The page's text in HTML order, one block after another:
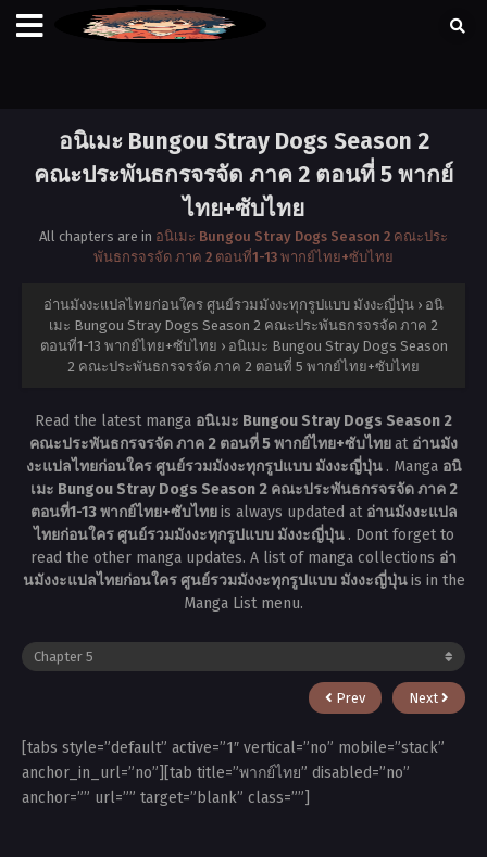
อนิเมะ Bungou Stray Dogs Season 2
คณะประพันธกรจรจัด ภาค 2 ตอนที่ 5 พากย์
ไทย+ซับไทย
All chapters are in อนิเมะ Bungou Stray Dogs Season 2 คณะประ
พันธกรจรจัด ภาค 2 ตอนที่1-13 พากย์ไทย+ซับไทย
อ่านมังงะแปลไทยก่อนใคร ศูนย์รวมมังงะทุกรูปแบบ มังงะญี่ปุ่น › อนิ
เมะ Bungou Stray Dogs Season 2 คณะประพันธกรจรจัด ภาค 2
ตอนที่1-13 พากย์ไทย+ซับไทย › อนิเมะ Bungou Stray Dogs Season
2 คณะประพันธกรจรจัด ภาค 2 ตอนที่ 5 พากย์ไทย+ซับไทย
Read the latest manga อนิเมะ Bungou Stray Dogs Season 2
คณะประพันธกรจรจัด ภาค 2 ตอนที่ 5 พากย์ไทย+ซับไทยat อ่านมัง
งะแปลไทยก่อนใคร ศูนย์รวมมังงะทุกรูปแบบ มังงะญี่ปุ่น . Manga อนิ
เมะ Bungou Stray Dogs Season 2 คณะประพันธกรจรจัด ภาค 2
ตอนที่1-13 พากย์ไทย+ซับไทยis always updated at อ่านมังงะแปล
ไทยก่อนใคร ศูนย์รวมมังงะทุกรูปแบบ มังงะญี่ปุ่น . Dont forget to
read the other manga updates. A list of manga collections อ่า
นมังงะแปลไทยก่อนใคร ศูนย์รวมมังงะทุกรูปแบบ มังงะญี่ปุ่นis in the
Manga List menu.
Prev Next
[tabs style=”default” active=”1″ vertical=”no” mobile=”stack”
anchor_in_url=”no”][tab title=”พากย์ไทย” disabled=”no”
anchor=”” url=”” target=”blank” class=””]